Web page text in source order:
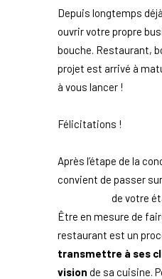
Depuis longtemps
ouvrir votre propre
bouche. Restaurant,
projet est arrivé à
à vous lancer !
Félicitations !
Après l’étape de la
convient de passer
de votre
Être en mesure de
restaurant est un
transmettre à ses
vision de sa cuisine.